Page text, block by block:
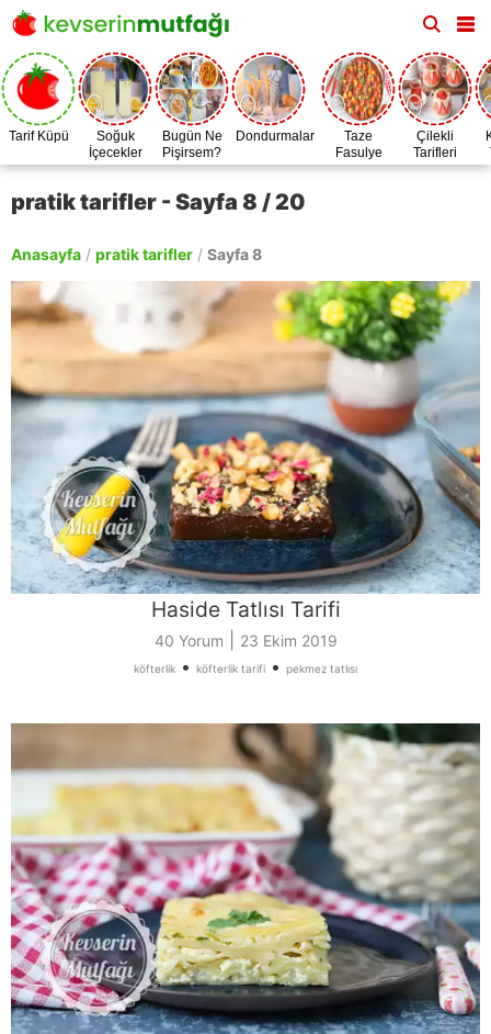
Tarif Küpü
Soğuk
İçecekler
Bugün Ne
Pişirsem?
Dondurmalar
Taze
Fasulye
Zamanı
Çilekli
Tarifleri
pratik tarifler - Sayfa 8 / 20
Anasayfa / pratik tarifler / Sayfa 8
Haside Tatlısı Tarifi
40 Yorum 23 Ekim 2019
köfterlik • köfterlik tarifi • pekmez tatlısı